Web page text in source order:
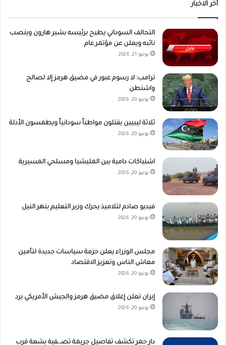
أخر الاخبار
التحالف السوداني يطيح برئيسه بشير هارون وينصب
نائبه ويعلن عن مؤتمر عام
يونيو 21, 2026
ترامب: لا رسوم عبور في مضيق هرمز إلا لصالح
واشنطن
يونيو 20, 2026
ثلاثة ليبيين يقتلون مواطناً سودانياً ويطمسون الأدلة
يونيو 20, 2026
اشتباكات دامية بين المليشيا ومسلحي المسيرية
يونيو 20, 2026
فيديو صادم لتلاميذ يحرك وزير التعليم بنهر النيل
يونيو 20, 2026
مجلس الوزراء يعلن حزمة سياسات جديدة لتأمين
معاش الناس وتعزيز الاقتصاد
يونيو 20, 2026
إيران تعلن إغلاق مضيق هرمز والجيش الأمريكي يرد
يونيو 20, 2026
دار حمر تكشف تفاصيل جريمة تصـ.ـفية بشعة قرب